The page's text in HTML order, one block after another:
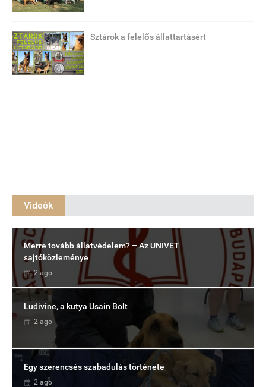
Sztárok a felelős állattartásért
Videók
Merre tovább állatvédelem? – Az UNIVET
sajtóközleménye
2 ago
Ludivine, a kutya Usain Bolt
2 ago
Egy szerencsés szabadulás története
2 ago